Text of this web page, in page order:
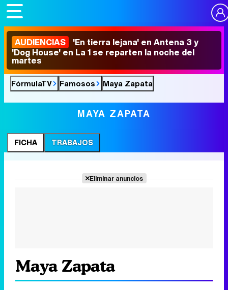
AUDIENCIAS 'En tierra lejana' en Antena 3 y
'Dog House' en La 1 se reparten la noche del
martes
FórmulaTV Famosos Maya Zapata
MAYA ZAPATA
FICHA TRABAJOS
Eliminar anuncios
Maya Zapata